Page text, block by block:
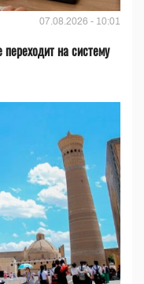
07.08.2026 - 10:01
на систему